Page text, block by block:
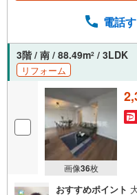
弊社が選ばれる理
も対応できる売却
がりがあるため、
物件のお引渡し後
のリフォームプラ
ぎ、有事の際に迅
電話
3階 / 南 / 88.49m2 / 3LDK
リフォーム
画像36枚
おすすめポイント